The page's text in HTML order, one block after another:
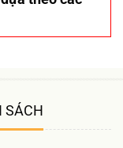
SÁCH